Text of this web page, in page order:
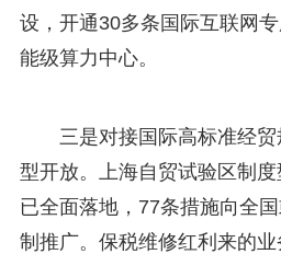
设，开通30多条国际互联网
能级算力中心。
三是对接国际高标准经
型开放。上海自贸试验区制
已全面落地，77条措施向全
制推广。保税维修红利来的